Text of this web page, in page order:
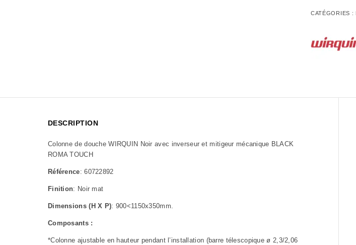
CATÉGORIES :
DESCRIPTION
Colonne de douche WIRQUIN Noir avec inverseur et mitigeur mécanique BLACK
ROMA TOUCH
Référence: 60722892
Finition: Noir mat
Dimensions (H X P): 900<1150x350mm.
Composants :
*Colonne ajustable en hauteur pendant l’installation (barre télescopique ø 2,3/2,06